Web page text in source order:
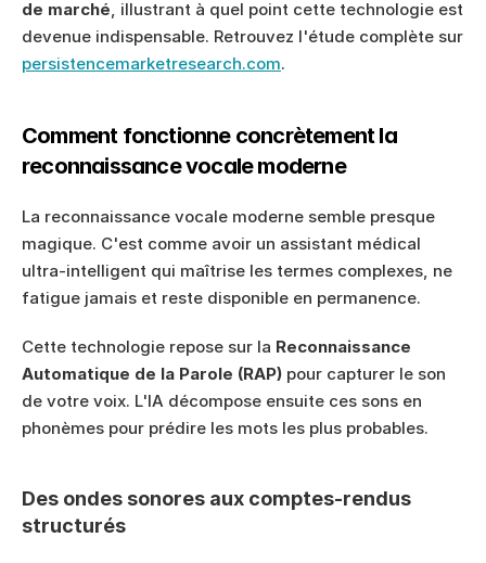
de marché, illustrant à quel point cette technologie est
persistencemarketresearch.com.
Comment fonctionne concrètement la
reconnaissance vocale moderne
La reconnaissance vocale moderne semble presque
magique. C'est comme avoir un assistant médical
ultra-intelligent qui maîtrise les termes complexes, ne
fatigue jamais et reste disponible en permanence.
Cette technologie repose sur la Reconnaissance
Automatique de la Parole (RAP) pour capturer le son
de votre voix. L'IA décompose ensuite ces sons en
phonèmes pour prédire les mots les plus probables.
Des ondes sonores aux comptes-rendus
structurés